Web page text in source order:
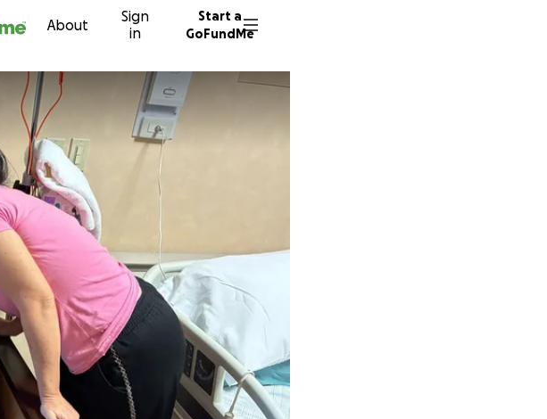
About
Sign
in
Start a
GoFundMe